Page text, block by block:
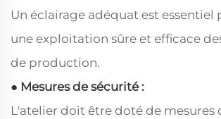
Un éclairage adéquat est essentiel
une exploitation sûre et efficace
de production.
● Mesures de sécurité :
L'atelier doit être doté de mesures